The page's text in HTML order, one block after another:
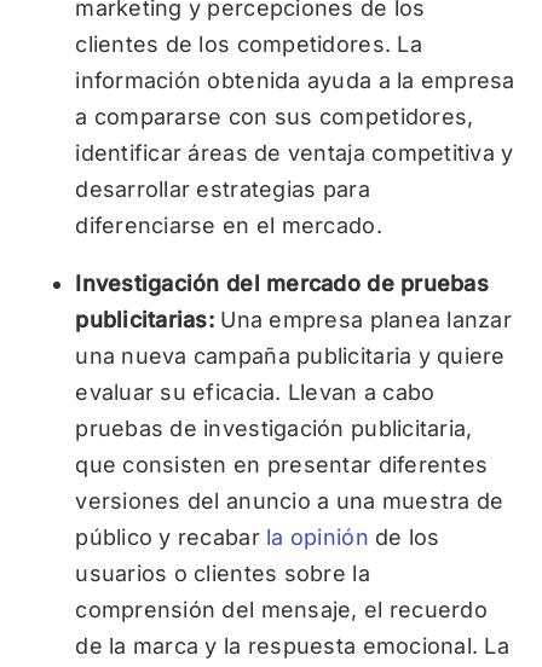
marketing y percepciones de los
clientes de los competidores. La
información obtenida ayuda a la empresa
a compararse con sus competidores,
identificar áreas de ventaja competitiva y
desarrollar estrategias para
diferenciarse en el mercado.
Investigación del mercado de pruebas
publicitarias: Una empresa planea lanzar
una nueva campaña publicitaria y quiere
evaluar su eficacia. Llevan a cabo
pruebas de investigación publicitaria,
que consisten en presentar diferentes
versiones del anuncio a una muestra de
público y recabar la opinión de los
usuarios o clientes sobre la
comprensión del mensaje, el recuerdo
de la marca y la respuesta emocional. La